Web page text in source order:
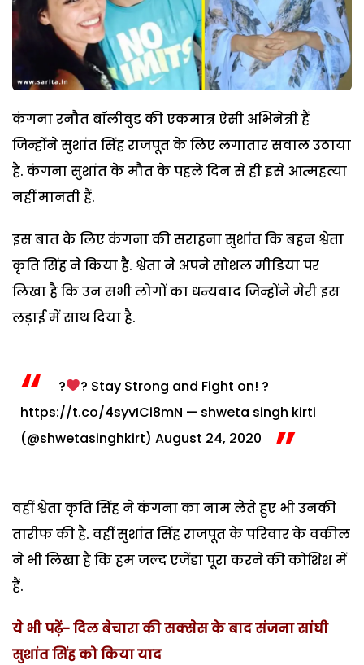
कंगना रनौत बॉलीवुड की एकमात्र ऐसी अभिनेत्री हैं
जिन्होंने सुशांत सिंह राजपूत के लिए लगातार सवाल उठाया
है. कंगना सुशांत के मौत के पहले दिन से ही इसे आत्महत्या
नहीं मानती हैं.
इस बात के लिए कंगना की सराहना सुशांत कि बहन श्वेता
कृति सिंह ने किया है. श्वेता ने अपने सोशल मीडिया पर
लिखा है कि उन सभी लोगों का धन्यवाद जिन्होंने मेरी इस
लड़ाई में साथ दिया है.
?
? Stay Strong and Fight on! ?
https://t.co/4syvICi8mN — shweta singh kirti
(@shwetasinghkirt) August 24, 2020
वहीं श्वेता कृति सिंह ने कंगना का नाम लेते हुए भी उनकी
तारीफ की है. वहीं सुशांत सिंह राजपूत के परिवार के वकील
ने भी लिखा है कि हम जल्द एजेंडा पूरा करने की कोशिश में
हैं.
ये भी पढ़ें-दिल बेचारा की सक्सेस के बाद संजना सांघी
सुशांत सिंह को किया याद